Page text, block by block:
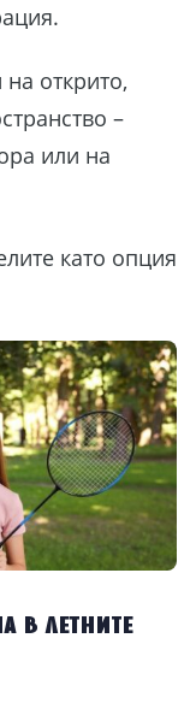
открито,
–
или на
като опция
в летните